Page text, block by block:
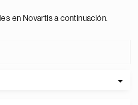
en Novartis a continuación.